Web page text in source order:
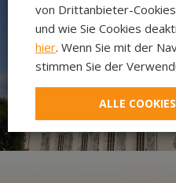
von Drittanbieter-
und wie Sie Cookies
hier. Wenn Sie mit der
stimmen Sie der
ALLE